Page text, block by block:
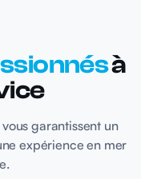
à
garantissent un
expérience en mer